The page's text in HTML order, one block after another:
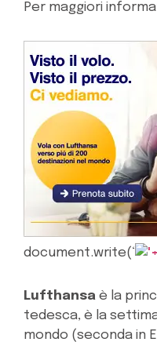
Per maggiori
document.write(‘
Lufthansa è la
tedesca, è la
mondo (seconda in